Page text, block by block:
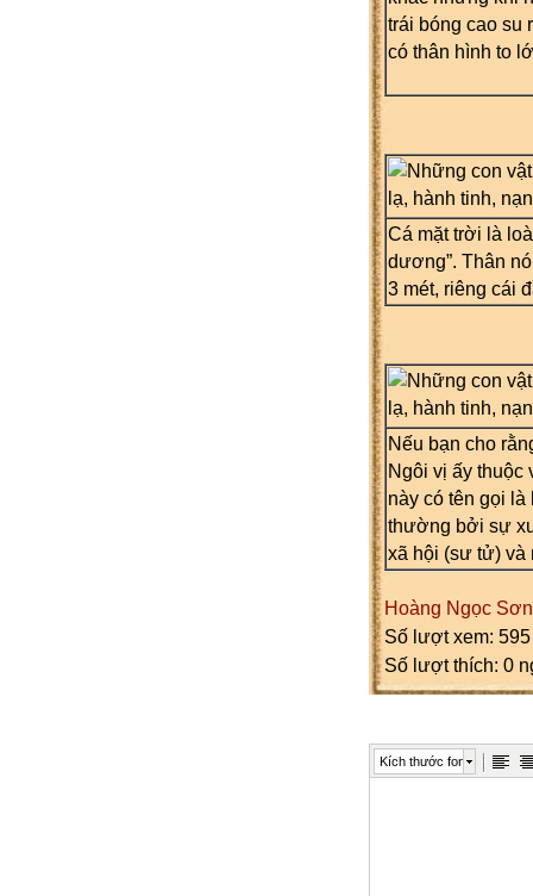
trái bóng cao su
có thân hình to
Cá mặt trời là
dương”. Thân
3 mét, riêng cái
Nếu bạn cho
Ngôi vị ấy thuộc
này có tên gọi là
thường bởi sự
xã hội (sư tử) và
Hoàng Ngọc Sơn
Số lượt xem: 595
Số lượt thích: 0
Kích thước font